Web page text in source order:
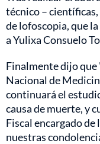
técnico – científicas,
de lofoscopia, que
a Yulixa Consuelo
Finalmente dijo
Nacional de
continuará el
causa de muerte, y
Fiscal encargado
nuestras